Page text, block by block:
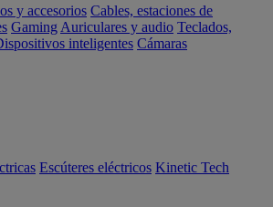
y accesorios Cables, estaciones de
Gaming Auriculares y audio Teclados,
inteligentes Cámaras
Escúteres eléctricos Kinetic Tech